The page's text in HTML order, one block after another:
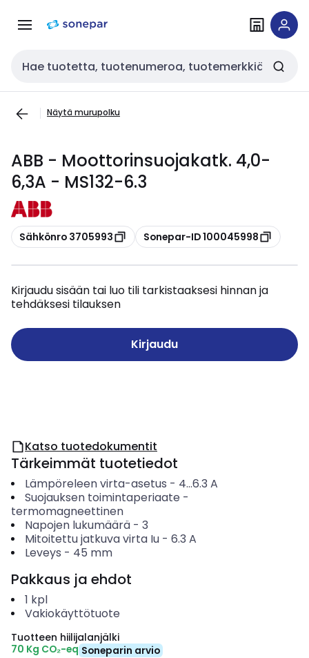
navigointiinsisältöön
Haku
Näytä murupolku
ABB - Moottorinsuojakatk. 4,0-
6,3A - MS132-6.3
Kopioi
Sähkönro 3705993 Kopioi
Sonepar-ID 100045998
Kirjaudu sisään tai luo tili tarkistaaksesi hinnan ja
tehdäksesi tilauksen
Kirjaudu
Katso tuotedokumentit
Tärkeimmät tuotetiedot
Lämpöreleen virta-asetus - 4...6.3 A
Suojauksen toimintaperiaate -
termomagneettinen
Napojen lukumäärä- 3
Mitoitettu jatkuva virta Iu- 6.3 A
Leveys - 45 mm
Pakkaus ja ehdot
1 kpl
Vakiokäyttötuote
Tuotteen hiilijalanjälki
70 Kg CO₂-eq Soneparin arvio